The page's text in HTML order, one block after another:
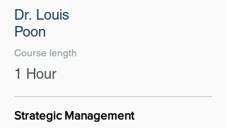
Dr. Louis
Poon
Course length
1 Hour
Strategic Management